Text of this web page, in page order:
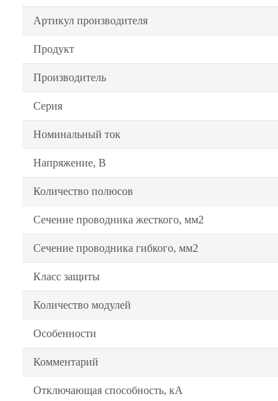
Артикул производителя
Продукт
Производитель
Серия
Номинальный ток
Напряжение, В
Количество полюсов
Сечение проводника жесткого, мм2
Сечение проводника гибкого, мм2
Класс защиты
Количество модулей
Особенности
Комментарий
Отключающая способность, кА